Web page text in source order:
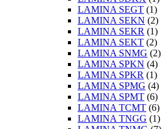
LAMINA SEGT (1)
LAMINA SEKN (2)
LAMINA SEKR (1)
LAMINA SEKT (2)
LAMINA SNMG (2)
LAMINA SPKN (4)
LAMINA SPKR (1)
LAMINA SPMG (4)
LAMINA SPMT (6)
LAMINA TCMT (6)
LAMINA TNGG (1)